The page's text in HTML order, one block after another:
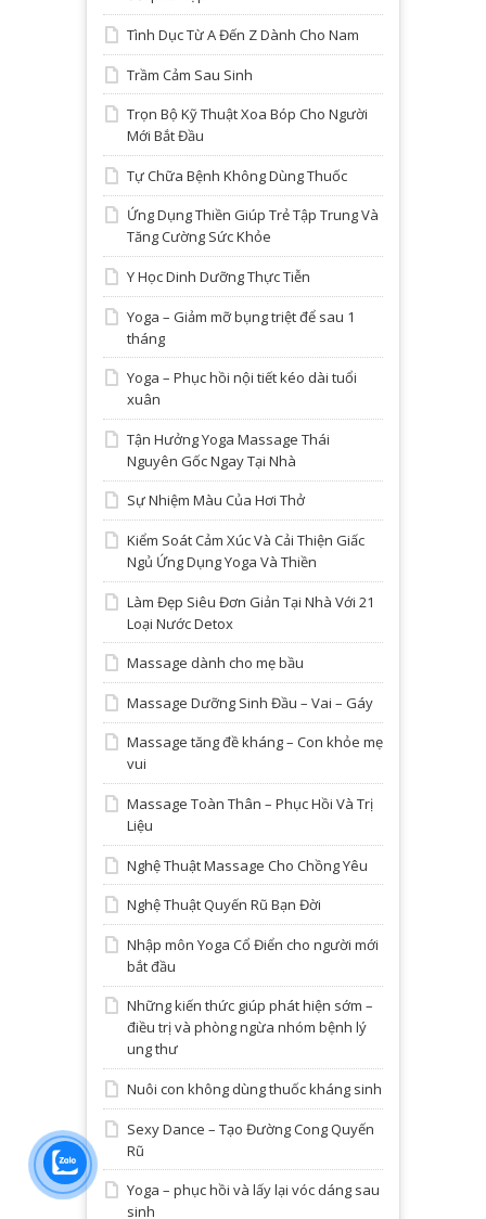
Tình Dục Từ A Đến Z Dành Cho Nam
Trầm Cảm Sau Sinh
Trọn Bộ Kỹ Thuật Xoa Bóp Cho Người
Mới Bắt Đầu
Tự Chữa Bệnh Không Dùng Thuốc
Ứng Dụng Thiền Giúp Trẻ Tập Trung Và
Tăng Cường Sức Khỏe
Y Học Dinh Dưỡng Thực Tiễn
Yoga – Giảm mỡ bụng triệt để sau 1
tháng
Yoga – Phục hồi nội tiết kéo dài tuổi
xuân
Tận Hưởng Yoga Massage Thái
Nguyên Gốc Ngay Tại Nhà
Sự Nhiệm Màu Của Hơi Thở
Kiểm Soát Cảm Xúc Và Cải Thiện Giấc
Ngủ Ứng Dụng Yoga Và Thiền
Làm Đẹp Siêu Đơn Giản Tại Nhà Với 21
Loại Nước Detox
Massage dành cho mẹ bầu
Massage Dưỡng Sinh Đầu – Vai – Gáy
Massage tăng đề kháng – Con khỏe mẹ
vui
Massage Toàn Thân – Phục Hồi Và Trị
Liệu
Nghệ Thuật Massage Cho Chồng Yêu
Nghệ Thuật Quyến Rũ Bạn Đời
Nhập môn Yoga Cổ Điển cho người mới
bắt đầu
Những kiến thức giúp phát hiện sớm –
điều trị và phòng ngừa nhóm bệnh lý
ung thư
Nuôi con không dùng thuốc kháng sinh
Sexy Dance – Tạo Đường Cong Quyến
Rũ
Yoga – phục hồi và lấy lại vóc dáng sau
sinh